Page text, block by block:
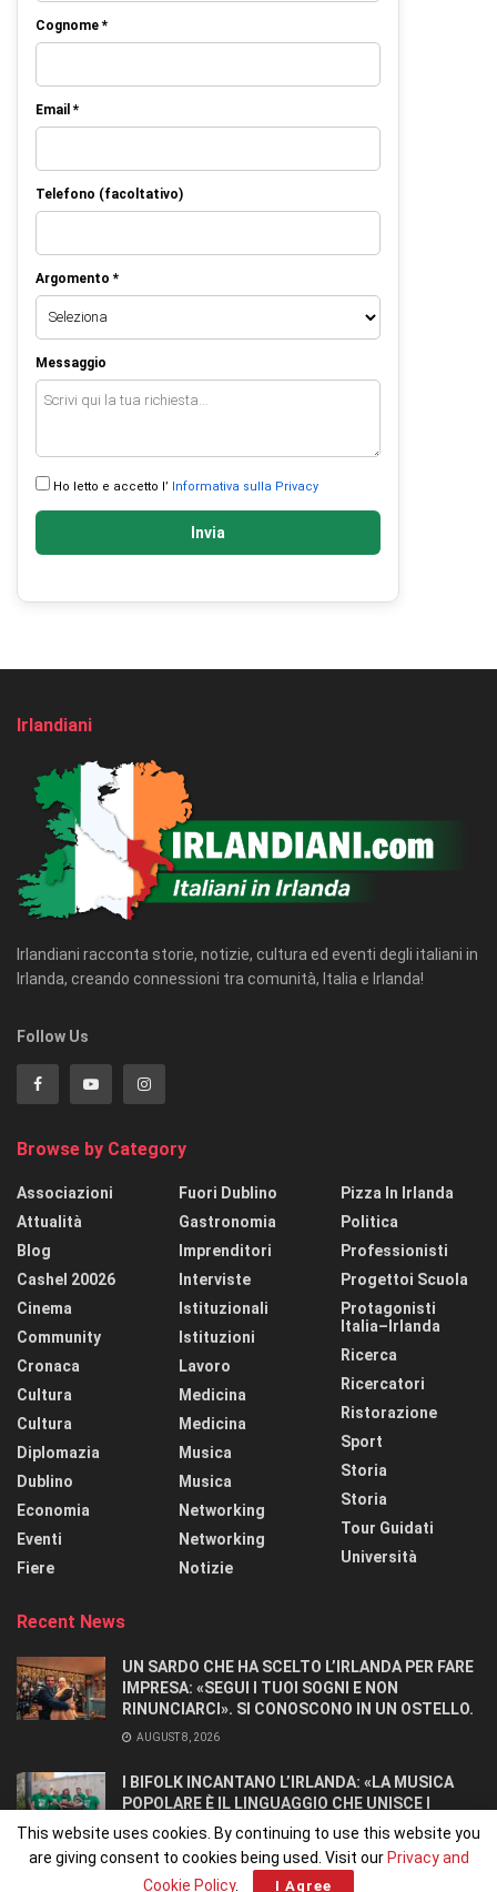
Cognome *
Email *
Telefono (facoltativo)
Argomento *
Messaggio
Ho letto e accetto l’ Informativa sulla Privacy
Invia
Irlandiani
Irlandiani racconta storie, notizie, cultura ed eventi degli italiani in
Irlanda, creando connessioni tra comunità, Italia e Irlanda!
Follow Us
Browse by Category
Associazioni
Attualità
Blog
Cashel 20026
Cinema
Community
Cronaca
Cultura
Cultura
Diplomazia
Dublino
Economia
Eventi
Fiere
Fuori Dublino
Gastronomia
Imprenditori
Interviste
Istituzionali
Istituzioni
Lavoro
Medicina
Medicina
Musica
Musica
Networking
Networking
Notizie
Pizza In Irlanda
Politica
Professionisti
Progettoi Scuola
Protagonisti
Italia–Irlanda
Ricerca
Ricercatori
Ristorazione
Sport
Storia
Storia
Tour Guidati
Università
Recent News
UN SARDO CHE HA SCELTO L’IRLANDA PER FARE
IMPRESA: «SEGUI I TUOI SOGNI E NON
RINUNCIARCI». SI CONOSCONO IN UN OSTELLO.
AUGUST 8, 2026
I BIFOLK INCANTANO L’IRLANDA: «LA MUSICA
POPOLARE È IL LINGUAGGIO CHE UNISCE I
POPOLI»
JULY 31, 2026
This website uses cookies. By continuing to use this website you
are giving consent to cookies being used. Visit our Privacy and
Cookie Policy. I Agree